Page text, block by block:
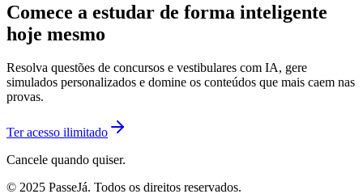
Comece a estudar de forma inteligente
hoje mesmo
Resolva questões de concursos e vestibulares com IA, gere
simulados personalizados e domine os conteúdos que mais caem nas
provas.
Ter acesso ilimitado
Cancele quando quiser.
© 2025 PasseJá. Todos os direitos reservados.